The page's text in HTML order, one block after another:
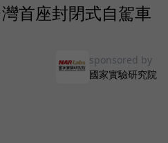
首座封閉式自駕車
sponsored by
國家實驗研究院